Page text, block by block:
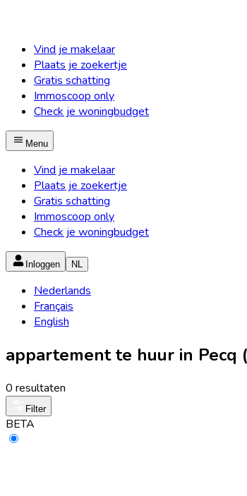
Vind je makelaar
Plaats je zoekertje
Gratis schatting
Immoscoop only
Check je woningbudget
Menu
Vind je makelaar
Plaats je zoekertje
Gratis schatting
Immoscoop only
Check je woningbudget
Inloggen NL
Nederlands
Français
English
appartement te huur in Pecq
0 resultaten
Filter
BETA